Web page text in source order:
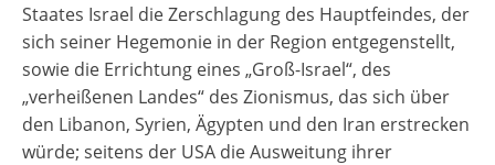
Staates Israel die Zerschlagung des Hauptfeindes, der
sich seiner Hegemonie in der Region entgegenstellt,
sowie die Errichtung eines „Groß-Israel“, des
„verheißenen Landes“ des Zionismus, das sich über
den Libanon, Syrien, Ägypten und den Iran erstrecken
würde; seitens der USA die Ausweitung ihrer